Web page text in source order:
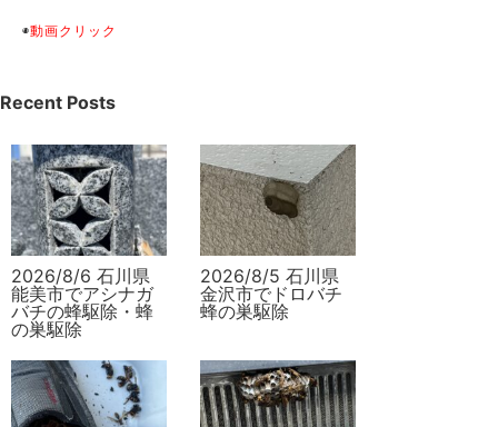
◉動画クリック
Recent Posts
2026/8/6 石川県
能美市でアシナガ
バチの蜂駆除・蜂
の巣駆除
2026/8/5 石川県
金沢市でドロバチ
蜂の巣駆除